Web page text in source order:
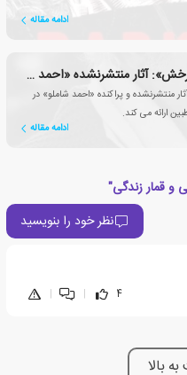
ادامه مقاله
مجموعه «فریاد عاصی آذرخش»: آثار منتشرنشده «احمد شاملو»
منتشرنشده و پراکنده «احمد شاملو» در
ارائه می کند.
ادامه مقاله
و قمار زندگی"
نظر خود را بنویسید
4
|
|
بالا